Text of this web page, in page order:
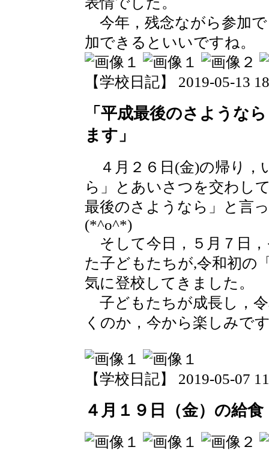
今年，残念ながら参加
加できるといいですね。
【学校日記】 2019-05-13
「平成最後のさような
ます」
４月２６日(金)の帰り，
ら」とあいさつを交わし
最後のさようなら」と言
(*^o^*)
そして今日，５月７日
た子どもたちが,令和初の
気に登校してきました。
子どもたちが成長し，
くのか，今から楽しみで
【学校日記】 2019-05-07
４月１９日（金）の給食